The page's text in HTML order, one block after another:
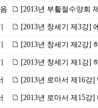
[2013년 부활절수양회
[2013년 창세기 제3강]
[2013년 창세기 제2강]
[2013년 창세기 제1강]
[2013년 로마서 제16강
[2013년 로마서 제15강